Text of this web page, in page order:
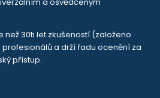
a osvědčeným
než 30ti let zkušeností (založeno
profesionálů a drží řadu ocenění za
přístup.